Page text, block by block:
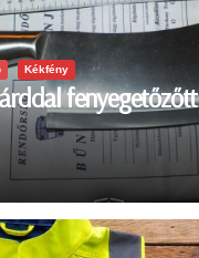
Kékfény